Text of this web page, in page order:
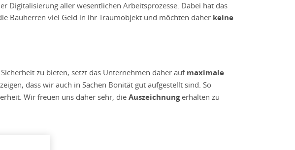
Digitalisierung aller wesentlichen Arbeitsprozesse. Dabei hat das
Bauherren viel Geld in ihr Traumobjekt und möchten daher keine
zu bieten, setzt das Unternehmen daher auf maximale
dass wir auch in Sachen Bonität gut aufgestellt sind. So
Wir freuen uns daher sehr, die Auszeichnungerhalten zu